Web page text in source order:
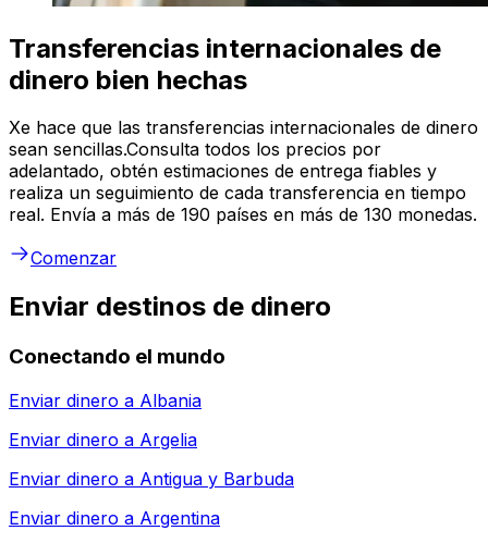
Transferencias internacionales de
dinero bien hechas
Xe hace que las transferencias internacionales de dinero
sean sencillas.Consulta todos los precios por
adelantado, obtén estimaciones de entrega fiables y
realiza un seguimiento de cada transferencia en tiempo
real. Envía a más de 190 países en más de 130 monedas.
Comenzar
Enviar destinos de dinero
Conectando el mundo
Enviar dinero a Albania
Enviar dinero a Argelia
Enviar dinero a Antigua y Barbuda
Enviar dinero a Argentina